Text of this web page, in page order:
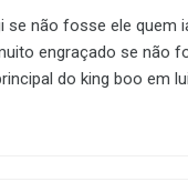
se não fosse ele quem
engraçado se não
do king boo em